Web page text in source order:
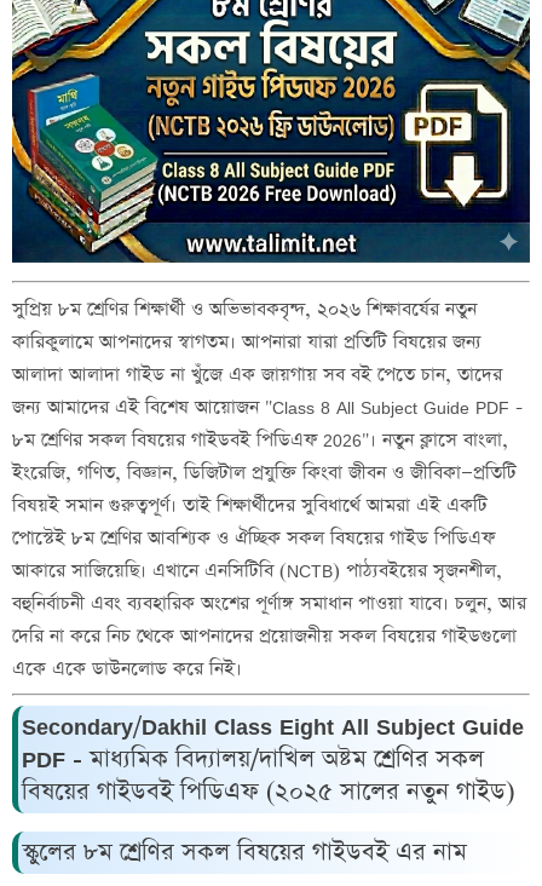
সুপ্রিয় ৮ম শ্রেণির শিক্ষার্থী ও অভিভাবকবৃন্দ, ২০২৬ শিক্ষাবর্ষের নতুন
কারিকুলামে আপনাদের স্বাগতম। আপনারা যারা প্রতিটি বিষয়ের জন্য
আলাদা আলাদা গাইড না খুঁজে এক জায়গায় সব বই পেতে চান, তাদের
জন্য আমাদের এই বিশেষ আয়োজন "Class 8 All Subject Guide PDF -
৮ম শ্রেণির সকল বিষয়ের গাইডবই পিডিএফ 2026"। নতুন ক্লাসে বাংলা,
ইংরেজি, গণিত, বিজ্ঞান, ডিজিটাল প্রযুক্তি কিংবা জীবন ও জীবিকা—প্রতিটি
বিষয়ই সমান গুরুত্বপূর্ণ। তাই শিক্ষার্থীদের সুবিধার্থে আমরা এই একটি
পোস্টেই ৮ম শ্রেণির আবশ্যিক ও ঐচ্ছিক সকল বিষয়ের গাইড পিডিএফ
আকারে সাজিয়েছি। এখানে এনসিটিবি (NCTB) পাঠ্যবইয়ের সৃজনশীল,
বহুনির্বাচনী এবং ব্যবহারিক অংশের পূর্ণাঙ্গ সমাধান পাওয়া যাবে। চলুন, আর
দেরি না করে নিচ থেকে আপনাদের প্রয়োজনীয় সকল বিষয়ের গাইডগুলো
একে একে ডাউনলোড করে নিই।
Secondary/Dakhil Class Eight All Subject Guide
PDF - মাধ্যমিক বিদ্যালয়/দাখিল অষ্টম শ্রেণির সকল
বিষয়ের গাইডবই পিডিএফ (২০২৫ সালের নতুন গাইড)
স্কুলের ৮ম শ্রেণির সকল বিষয়ের গাইডবই এর নাম